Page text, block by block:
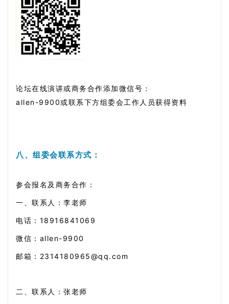
论坛在线演讲或商务合作添加微信号：
allen-9 900或联系下方组委会工作人员获得资料
八、组委会联系方式：
参会报名及商务合作：
一、联系人： 李老师
电话：18916841069
微信：allen-9900
邮箱：2314180965@qq.com
二、联系人： 张老师